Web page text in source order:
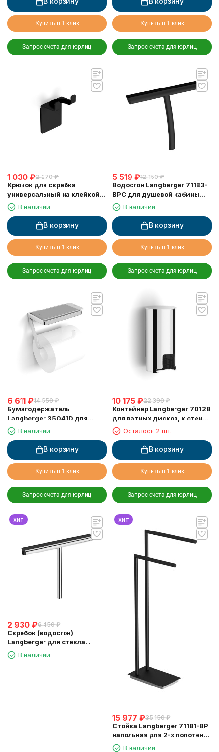
Купить в 1 клик
Запрос счета для юрлиц
Купить в 1 клик
Запрос счета для юрлиц
1 030 ₽2 270 ₽
Крючок для скребка
универсальный на клейкой
основе LANGBERGER 75183-
10-00-BPC черный
В наличии
В корзину
Купить в 1 клик
Запрос счета для юрлиц
5 519 ₽12 150 ₽
Водосгон Langberger 71183-
BPC для душевой кабины
черныйВ наличии
В корзину
Купить в 1 клик
Запрос счета для юрлиц
6 611 ₽14 550 ₽
Бумагодержатель
Langberger 35041D для
туалетной бумаги с
прорезиненной полкой хром
В наличии
В корзину
Купить в 1 клик
Запрос счета для юрлиц
10 175 ₽22 390 ₽
Контейнер Langberger 70128
для ватных дисков, к стене,
хромОсталось 2 шт.
В корзину
Купить в 1 клик
Запрос счета для юрлиц
хит
2 930 ₽6 450 ₽
Скребок (водосгон)
Langberger для стекла
зеркала хром (74183)
В наличии
хит
15 977 ₽35 150 ₽
Стойка Langberger 71181-BP
напольная для 2-х полотенец
чернаяВ наличии